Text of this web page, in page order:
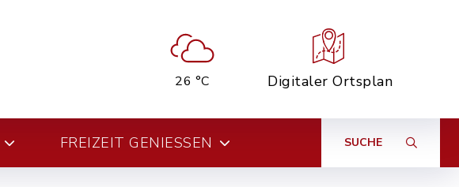
26 °C Digitaler Ortsplan
FREIZEIT GENIESSEN SUCHE